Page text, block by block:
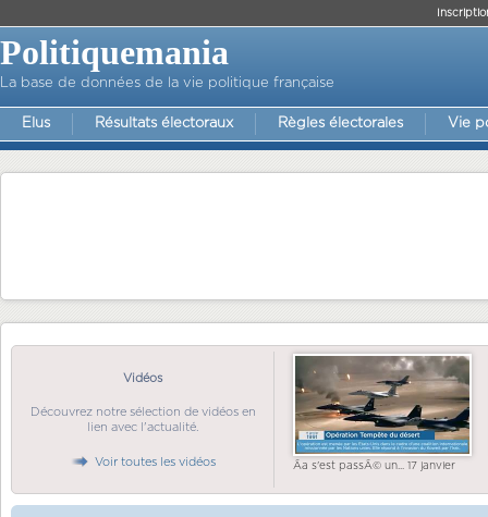
Politiquemania
La base de données de la vie politique française
Elus Résultats électoraux Règles électorales Vie
Vidéos
Découvrez notre sélection de vidéos en
lien avec l'actualité.
Voir toutes les vidéos Ãa s'est passÃ© un... 17 janvier